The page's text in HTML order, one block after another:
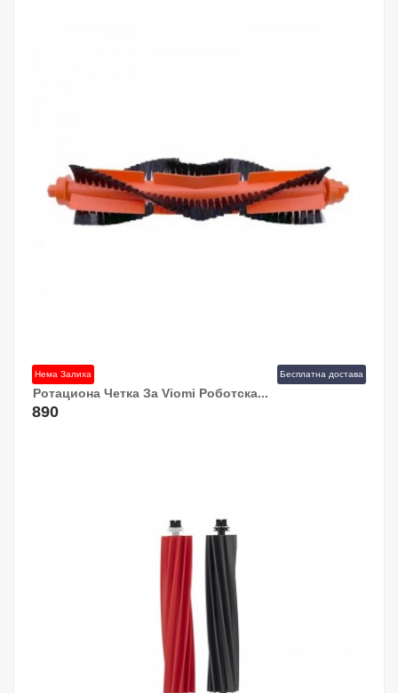
Нема Залиха Бесплатна достава
Ротациона Четка За Viomi Роботска...
890